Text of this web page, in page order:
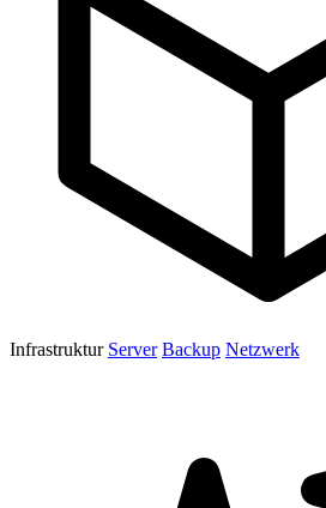
Infrastruktur Server Backup Netzwerk